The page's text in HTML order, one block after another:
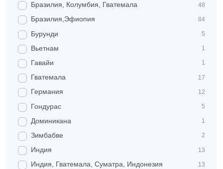
Бразилия, Колумбия, Гватемала 48
Бразилия,Эфиопия 84
Бурунди 5
Вьетнам 1
Гавайи 1
Гватемала 17
Германия 12
Гондурас 5
Доминикана 1
Зимбабве 2
Индия 13
Индия, Гватемала, Суматра, Индонезия 13